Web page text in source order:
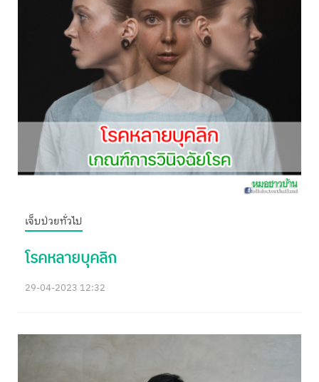
เจ็บป่วยทั่วไป
โรคหลายบุคลิก
29-04-2023 12:32